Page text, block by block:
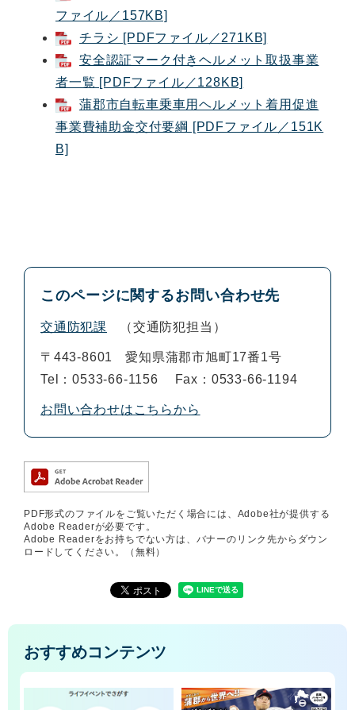
ファイル／157KB]
チラシ [PDFファイル／271KB]
安全認証マーク付きヘルメット取扱事業
者一覧 [PDFファイル／128KB]
蒲郡市自転車乗車用ヘルメット着用促進
事業費補助金交付要綱 [PDFファイル／151K
B]
このページに関するお問い合わせ先
交通防犯課 交通防犯担当
〒443-8601
愛知県蒲郡市旭町17番1号
Tel：0533-66-1156
Fax：0533-66-1194
お問い合わせはこちらから
PDF形式のファイルをご覧いただく場合には、Adobe社が提供する
Adobe Readerが必要です。
Adobe Readerをお持ちでない方は、バナーのリンク先からダウン
ロードしてください。（無料）
おすすめコンテンツ